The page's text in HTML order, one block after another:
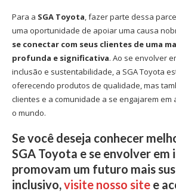
Para a SGA Toyota, fazer parte dessa
uma oportunidade de apoiar uma causa
se conectar com seus clientes de uma
profunda e significativa. Ao se envolver
inclusão e sustentabilidade, a SGA Toyota
oferecendo produtos de qualidade, mas
clientes e a comunidade a se engajarem em
o mundo.
Se você deseja conhecer
SGA Toyota e se envolver em
promovam um futuro mais
inclusivo,visite nosso site e